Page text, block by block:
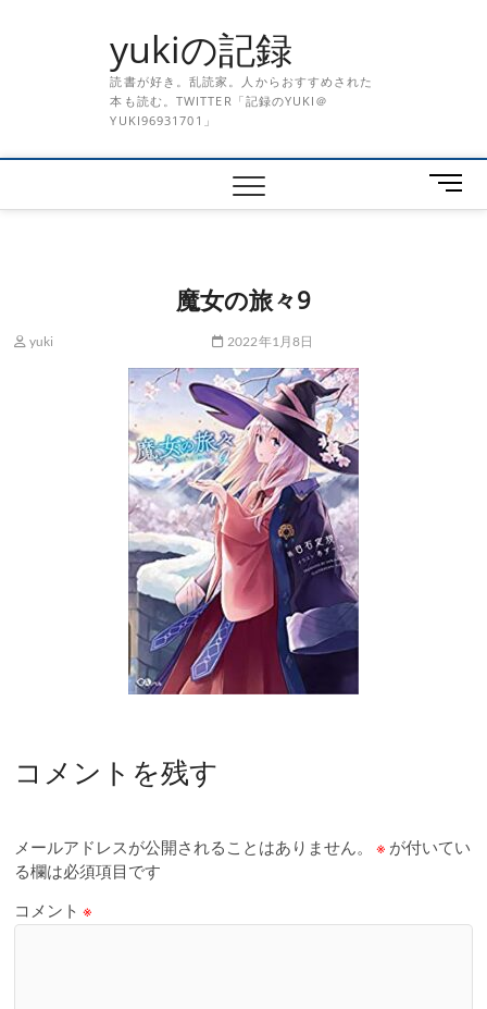
yukiの記録
読書が好き。乱読家。人からおすすめされた
本も読む。TWITTER「記録のYUKI＠
YUKI96931701」
メ
ニ
魔女の旅々9
yuki 2022年1月8日
コメントを残す
メールアドレスが公開されることはありません。 ※ が付いてい
る欄は必須項目です
コメント※